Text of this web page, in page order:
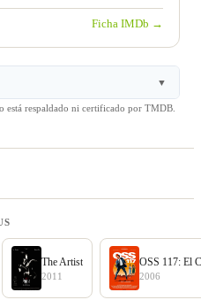
Ficha IMDb →
▼
está respaldado ni certificado por TMDB.
The Artist
2011
OSS 117: El
2006